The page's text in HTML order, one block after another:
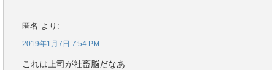
匿名 より:
2019年1月7日 7:54 PM
これは上司が社畜脳だなあ